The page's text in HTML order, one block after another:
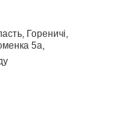
Гореничі,
5а,